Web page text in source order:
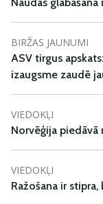
BIRŽAS JAUNUMI
ASV tirgus
izaugsme zaudē
VIEDOKĻI
Norvēģija piedāvā
VIEDOKĻI
Ražošana ir